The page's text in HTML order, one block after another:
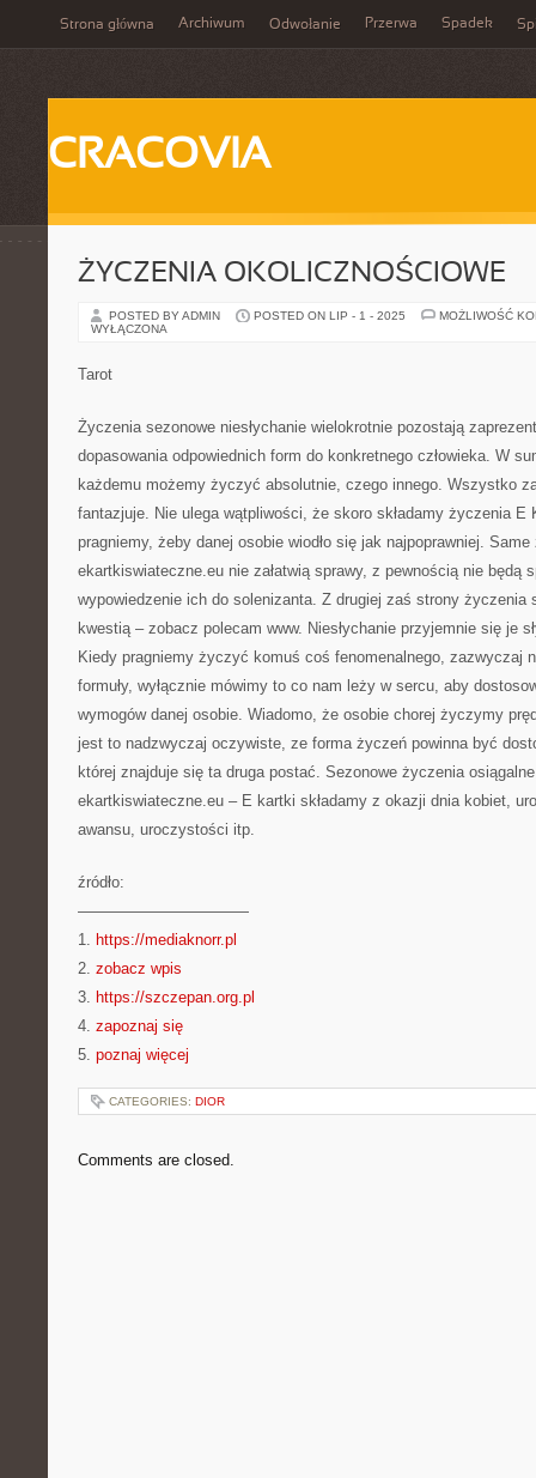
Strona główna Archiwum Odwołanie Przerwa Spadek
CRACOVIA
ŻYCZENIA OKOLICZNOŚCIOWE
POSTED BY ADMIN POSTED ON LIP - 1 - 2025
MOŻLIWOŚĆ
WYŁĄCZONA
Tarot
Życzenia sezonowe niesłychanie wielokrotnie pozostają
dopasowania odpowiednich form do konkretnego człowieka. W
każdemu możemy życzyć absolutnie, czego innego. Wszystko
fantazjuje. Nie ulega wątpliwości, że skoro składamy życzenia E
pragniemy, żeby danej osobie wiodło się jak najpoprawniej.
ekartkiswiateczne.eu nie załatwią sprawy, z pewnością nie będą
wypowiedzenie ich do solenizanta. Z drugiej zaś strony życzenia
kwestią – zobacz polecam www. Niesłychanie przyjemnie się je
Kiedy pragniemy życzyć komuś coś fenomenalnego, zazwyczaj
formuły, wyłącznie mówimy to co nam leży w sercu, aby
wymogów danej osobie. Wiadomo, że osobie chorej życzymy
jest to nadzwyczaj oczywiste, ze forma życzeń powinna być
której znajduje się ta druga postać. Sezonowe życzenia
ekartkiswiateczne.eu – E kartki składamy z okazji dnia kobiet,
awansu, uroczystości itp.
źródło:
———————————
1. https://mediaknorr.pl
2. zobacz wpis
3. https://szczepan.org.pl
4. zapoznaj się
5. poznaj więcej
CATEGORIES: DIOR
Comments are closed.